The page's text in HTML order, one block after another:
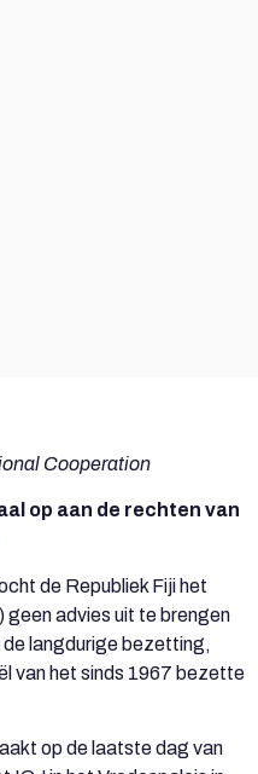
Cooperation
op aan de rechten van
de Republiek Fiji het
advies uit te brengen
de langdurige bezetting,
van het sinds 1967 bezette
op de laatste dag van